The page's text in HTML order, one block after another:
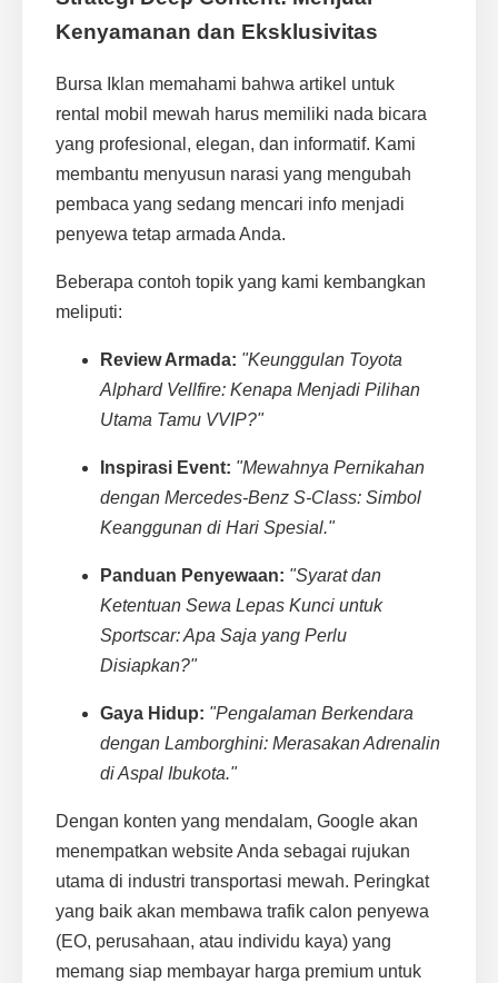
Kenyamanan dan Eksklusivitas
Bursa Iklan memahami bahwa artikel untuk
rental mobil mewah harus memiliki nada bicara
yang profesional, elegan, dan informatif. Kami
membantu menyusun narasi yang mengubah
pembaca yang sedang mencari info menjadi
penyewa tetap armada Anda.
Beberapa contoh topik yang kami kembangkan
meliputi:
Review Armada: "Keunggulan Toyota
Alphard Vellfire: Kenapa Menjadi Pilihan
Utama Tamu VVIP?"
Inspirasi Event: "Mewahnya Pernikahan
dengan Mercedes-Benz S-Class: Simbol
Keanggunan di Hari Spesial."
Panduan Penyewaan: "Syarat dan
Ketentuan Sewa Lepas Kunci untuk
Sportscar: Apa Saja yang Perlu
Disiapkan?"
Gaya Hidup: "Pengalaman Berkendara
dengan Lamborghini: Merasakan Adrenalin
di Aspal Ibukota."
Dengan konten yang mendalam, Google akan
menempatkan website Anda sebagai rujukan
utama di industri transportasi mewah. Peringkat
yang baik akan membawa trafik calon penyewa
(EO, perusahaan, atau individu kaya) yang
memang siap membayar harga premium untuk